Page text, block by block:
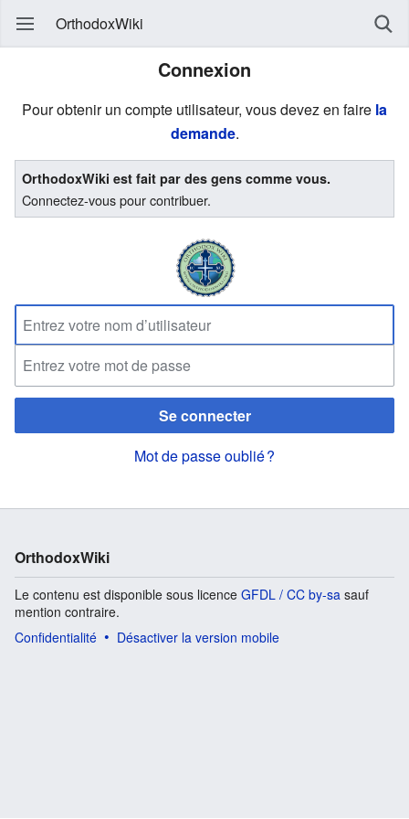
OrthodoxWiki
Connexion
Pour obtenir un compte utilisateur, vous devez en faire la
demande.
OrthodoxWiki est fait par des gens comme vous.
Connectez-vous pour contribuer.
Se connecter
Mot de passe oublié ?
OrthodoxWiki
Le contenu est disponible sous licence GFDL / CC by-sa sauf
mention contraire.
Confidentialité
Désactiver la version mobile